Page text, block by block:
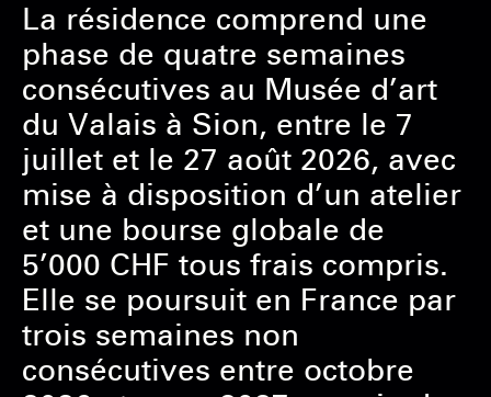
La résidence comprend une
phase de quatre semaines
consécutives au Musée d’art
du Valais à Sion, entre le 7
juillet et le 27 août 2026, avec
mise à disposition d’un atelier
et une bourse globale de
5’000 CHF tous frais compris.
Elle se poursuit en France par
trois semaines non
consécutives entre octobre